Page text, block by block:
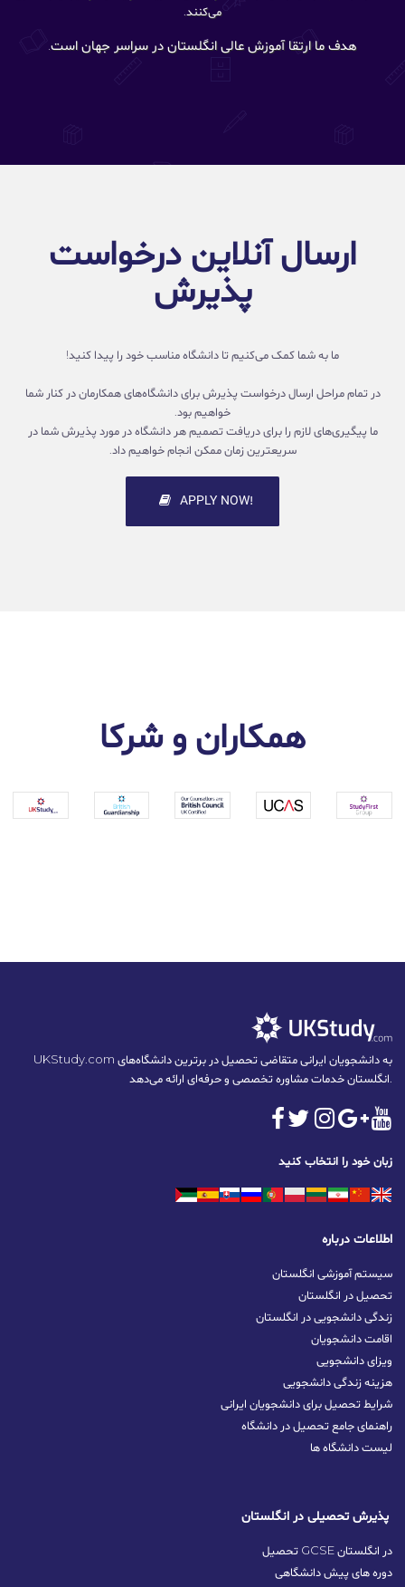
می‌کنند.
هدف ما ارتقا آموزش عالی انگلستان در سراسر جهان است.
ارسال آنلاین درخواست
پذیرش
ما به شما کمک می‌کنیم تا دانشگاه مناسب خود را پیدا کنید!
در تمام مراحل ارسال درخواست پذیرش برای دانشگاه‌های همکارمان در کنار شما
خواهیم بود.
ما پیگیری‌های لازم را برای دریافت تصمیم هر دانشگاه در مورد پذیرش شما در
سریعترین زمان ممکن انجام خواهیم داد.
!APPLY NOW
همکاران و شرکا
UKStudy.com به دانشجویان ایرانی متقاضی تحصیل در برترین دانشگاه‌های
زبان خود را انتخاب کنید
اطلاعات درباره
سیستم آموزشی انگلستان
تحصیل در انگلستان
زندگی دانشجویی در انگلستان
اقامت دانشجویان
ویزای دانشجویی
هزینه زندگی دانشجویی
شرایط تحصیل برای دانشجویان ایرانی
راهنمای جامع تحصیل در دانشگاه
لیست دانشگاه ها
پذیرش تحصیلی در انگلستان
تحصیل GCSE در انگلستان
دوره های پیش دانشگاهی